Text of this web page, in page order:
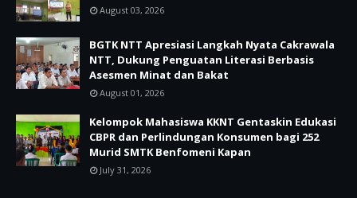
August 03, 2026
BGTK NTT Apresiasi Langkah Nyata Cakrawala
NTT, Dukung Penguatan Literasi Berbasis
Asesmen Minat dan Bakat
August 01, 2026
Kelompok Mahasiswa KKNT Gentaskin Edukasi
CBPR dan Perlindungan Konsumen bagi 252
Murid SMTK Benfomeni Kapan
July 31, 2026